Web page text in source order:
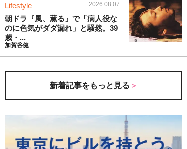
Lifestyle 2026.08.07
朝ドラ『風、薫る』で「病人役な
のに色気がダダ漏れ」と騒然。39
歳・...
加賀谷健
新着記事をもっと見る